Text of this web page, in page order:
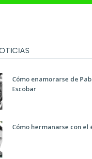
Cómo enamorarse de
Escobar
Cómo hermanarse con el